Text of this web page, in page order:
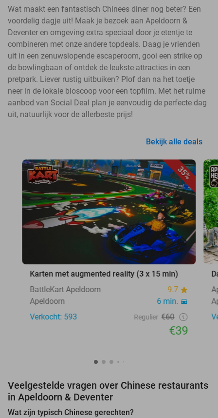
Wat maakt een fantastisch Chinees diner nog beter? Een
voordelig dagje uit! Maak je bezoek aan Apeldoorn &
Deventer en omgeving extra speciaal door je etentje te
combineren met onze andere topdeals. Daag je vrienden
uit in een zenuwslopende escaperoom, gooi een strike op
de bowlingbaan of ontdek de leukste attracties in een
pretpark. Liever rustig uitbuiken? Plof dan na het toetje
neer in de lokale bioscoop voor een topfilm. Met het ruime
aanbod van Social Deal plan je eenvoudig de perfecte dag
uit, natuurlijk voor de allerbeste prijs!
Bekijk alle deals
35%
Karten met augmented reality (3 x 15 min)
BattleKart Apeldoorn
9.7
Apeldoorn
6 min.
Verkocht: 593
Regulier €60
€39
Veelgestelde vragen over Chinese restaurants
in Apeldoorn & Deventer
Wat zijn typisch Chinese gerechten?